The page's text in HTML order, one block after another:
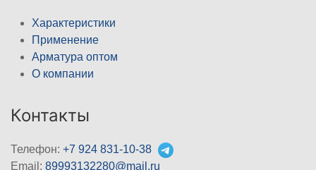
Характеристики
Применение
Арматура оптом
О компании
Контакты
Телефон: +7 924 831-10-38
Email: 89993132280@mail.ru